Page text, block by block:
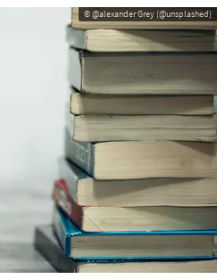
© @alexander Grey (@unsplashed)